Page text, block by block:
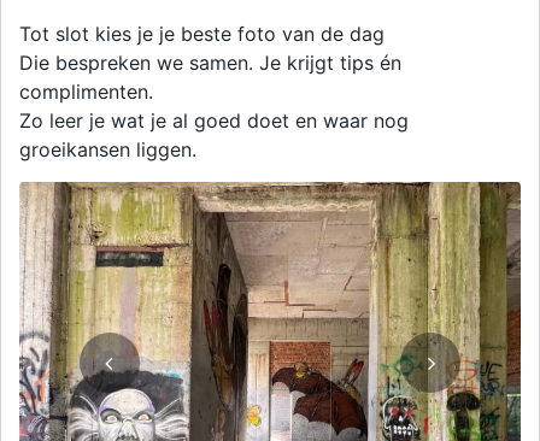
Tot slot kies je je beste foto van de dag
Die bespreken we samen. Je krijgt tips én
complimenten.
Zo leer je wat je al goed doet en waar nog
groeikansen liggen.